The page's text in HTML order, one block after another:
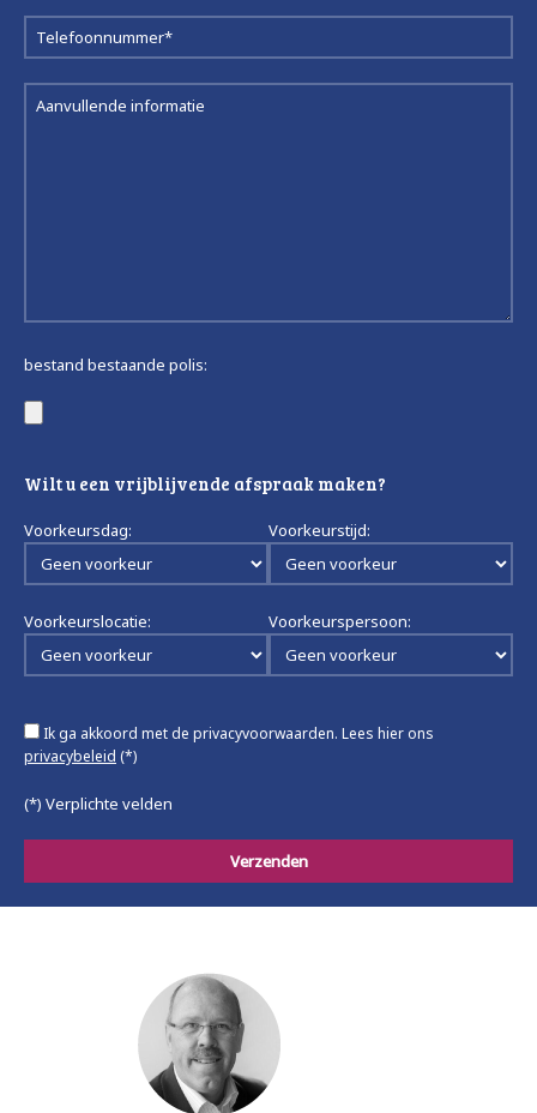
bestand bestaande polis:
Wilt u een vrijblijvende afspraak maken?
Voorkeursdag: Voorkeurstijd:
Voorkeurslocatie: Voorkeurspersoon:
Ik ga akkoord met de privacyvoorwaarden. Lees hier ons
privacybeleid (*)
(*) Verplichte velden